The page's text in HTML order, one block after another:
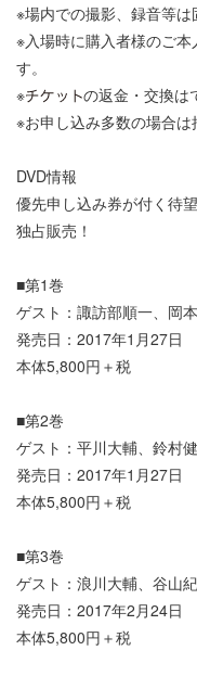
※場内での撮影、録音等は
※入場時に購入者様のご
す。
※
の返金・交換は
※お申し込み多数の場合は
DVD情報
優先申し込み券が付く待
独占販売！
■第1巻
ゲスト：諏訪部順一、岡
発売日：2017年1月27日
本体5,800円＋税
■第2巻
ゲスト：平川大輔、鈴村
発売日：2017年1月27
本体5,800円＋税
■第3巻
ゲスト：浪川大輔、谷山
発売日：2017年2月24日
本体5,800円＋税